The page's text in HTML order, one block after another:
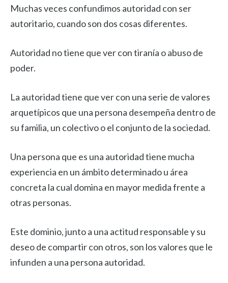
Muchas veces confundimos autoridad con ser
autoritario, cuando son dos cosas diferentes.
Autoridad no tiene que ver con tiranía o abuso de
poder.
La autoridad tiene que ver con una serie de valores
arquetípicos que una persona desempeña dentro de
su familia, un colectivo o el conjunto de la sociedad.
Una persona que es una autoridad tiene mucha
experiencia en un ámbito determinado u área
concreta la cual domina en mayor medida frente a
otras personas.
Este dominio, junto a una actitud responsable y su
deseo de compartir con otros, son los valores que le
infunden a una persona autoridad.